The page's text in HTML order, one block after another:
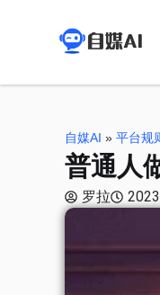
自媒AI » 平台规
普通人
罗拉